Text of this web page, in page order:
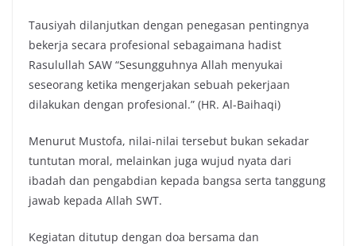
Tausiyah dilanjutkan dengan penegasan pentingnya
bekerja secara profesional sebagaimana hadist
Rasulullah SAW “Sesungguhnya Allah menyukai
seseorang ketika mengerjakan sebuah pekerjaan
dilakukan dengan profesional.” (HR. Al-Baihaqi)
Menurut Mustofa, nilai-nilai tersebut bukan sekadar
tuntutan moral, melainkan juga wujud nyata dari
ibadah dan pengabdian kepada bangsa serta tanggung
jawab kepada Allah SWT.
Kegiatan ditutup dengan doa bersama dan